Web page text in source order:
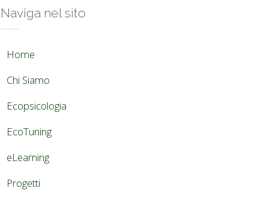
Naviga nel sito
Home
Chi Siamo
Ecopsicologia
EcoTuning
eLearning
Progetti